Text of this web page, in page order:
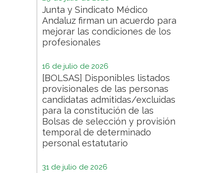
Junta y Sindicato Médico
Andaluz firman un acuerdo para
mejorar las condiciones de los
profesionales
16 de julio de 2026
[BOLSAS] Disponibles listados
provisionales de las personas
candidatas admitidas/excluidas
para la constitución de las
Bolsas de selección y provisión
temporal de determinado
personal estatutario
31 de julio de 2026